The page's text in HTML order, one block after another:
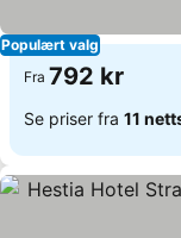
Populært valg
Fra 792 kr
Se priser fra 11